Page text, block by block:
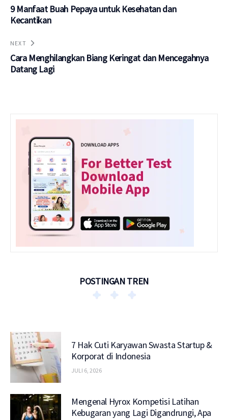
9 Manfaat Buah Pepaya untuk Kesehatan dan
Kecantikan
NEXT
Cara Menghilangkan Biang Keringat dan Mencegahnya
Datang Lagi
POSTINGAN TREN
7 Hak Cuti Karyawan Swasta Startup &
Korporat di Indonesia
JULI 6, 2026
Mengenal Hyrox Kompetisi Latihan
Kebugaran yang Lagi Digandrungi, Apa